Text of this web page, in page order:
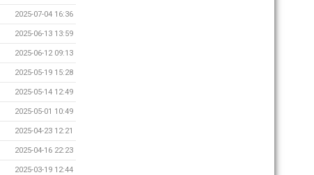
2025-07-04 16:36
2025-06-13 13:59
2025-06-12 09:13
2025-05-19 15:28
2025-05-14 12:49
2025-05-01 10:49
2025-04-23 12:21
2025-04-16 22:23
2025-03-19 12:44